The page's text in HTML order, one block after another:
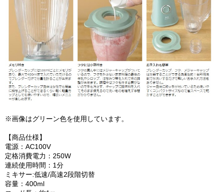
※画像はグリーン色を使用しています。
【商品仕様】
電源：AC100V
定格消費電力：250W
連続使用時間：1分
ミキサー:低速/高速2段階切替
容量：400ml